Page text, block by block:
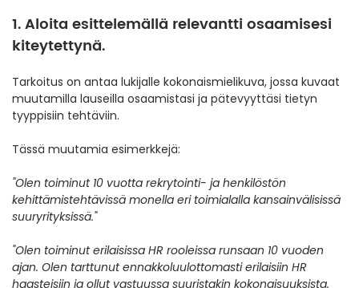
1. Aloita esittelemällä relevantti osaamisesi
kiteytettynä.
Tarkoitus on antaa lukijalle kokonaismielikuva, jossa kuvaat
muutamilla lauseilla osaamistasi ja pätevyyttäsi tietyn
tyyppisiin tehtäviin.
Tässä muutamia esimerkkejä:
"Olen toiminut 10 vuotta rekrytointi- ja henkilöstön
kehittämistehtävissä monella eri toimialalla kansainvälisissä
suuryrityksissä."
"Olen toiminut erilaisissa HR rooleissa runsaan 10 vuoden
ajan. Olen tarttunut ennakkoluulottomasti erilaisiin HR
haasteisiin ja ollut vastuussa suuristakin kokonaisuuksista.